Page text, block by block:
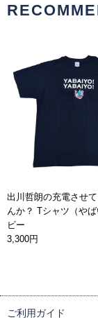
出川哲朗の充電させ
んか？ Tシャツ（や
ビー
3,300円
ご利用ガイド